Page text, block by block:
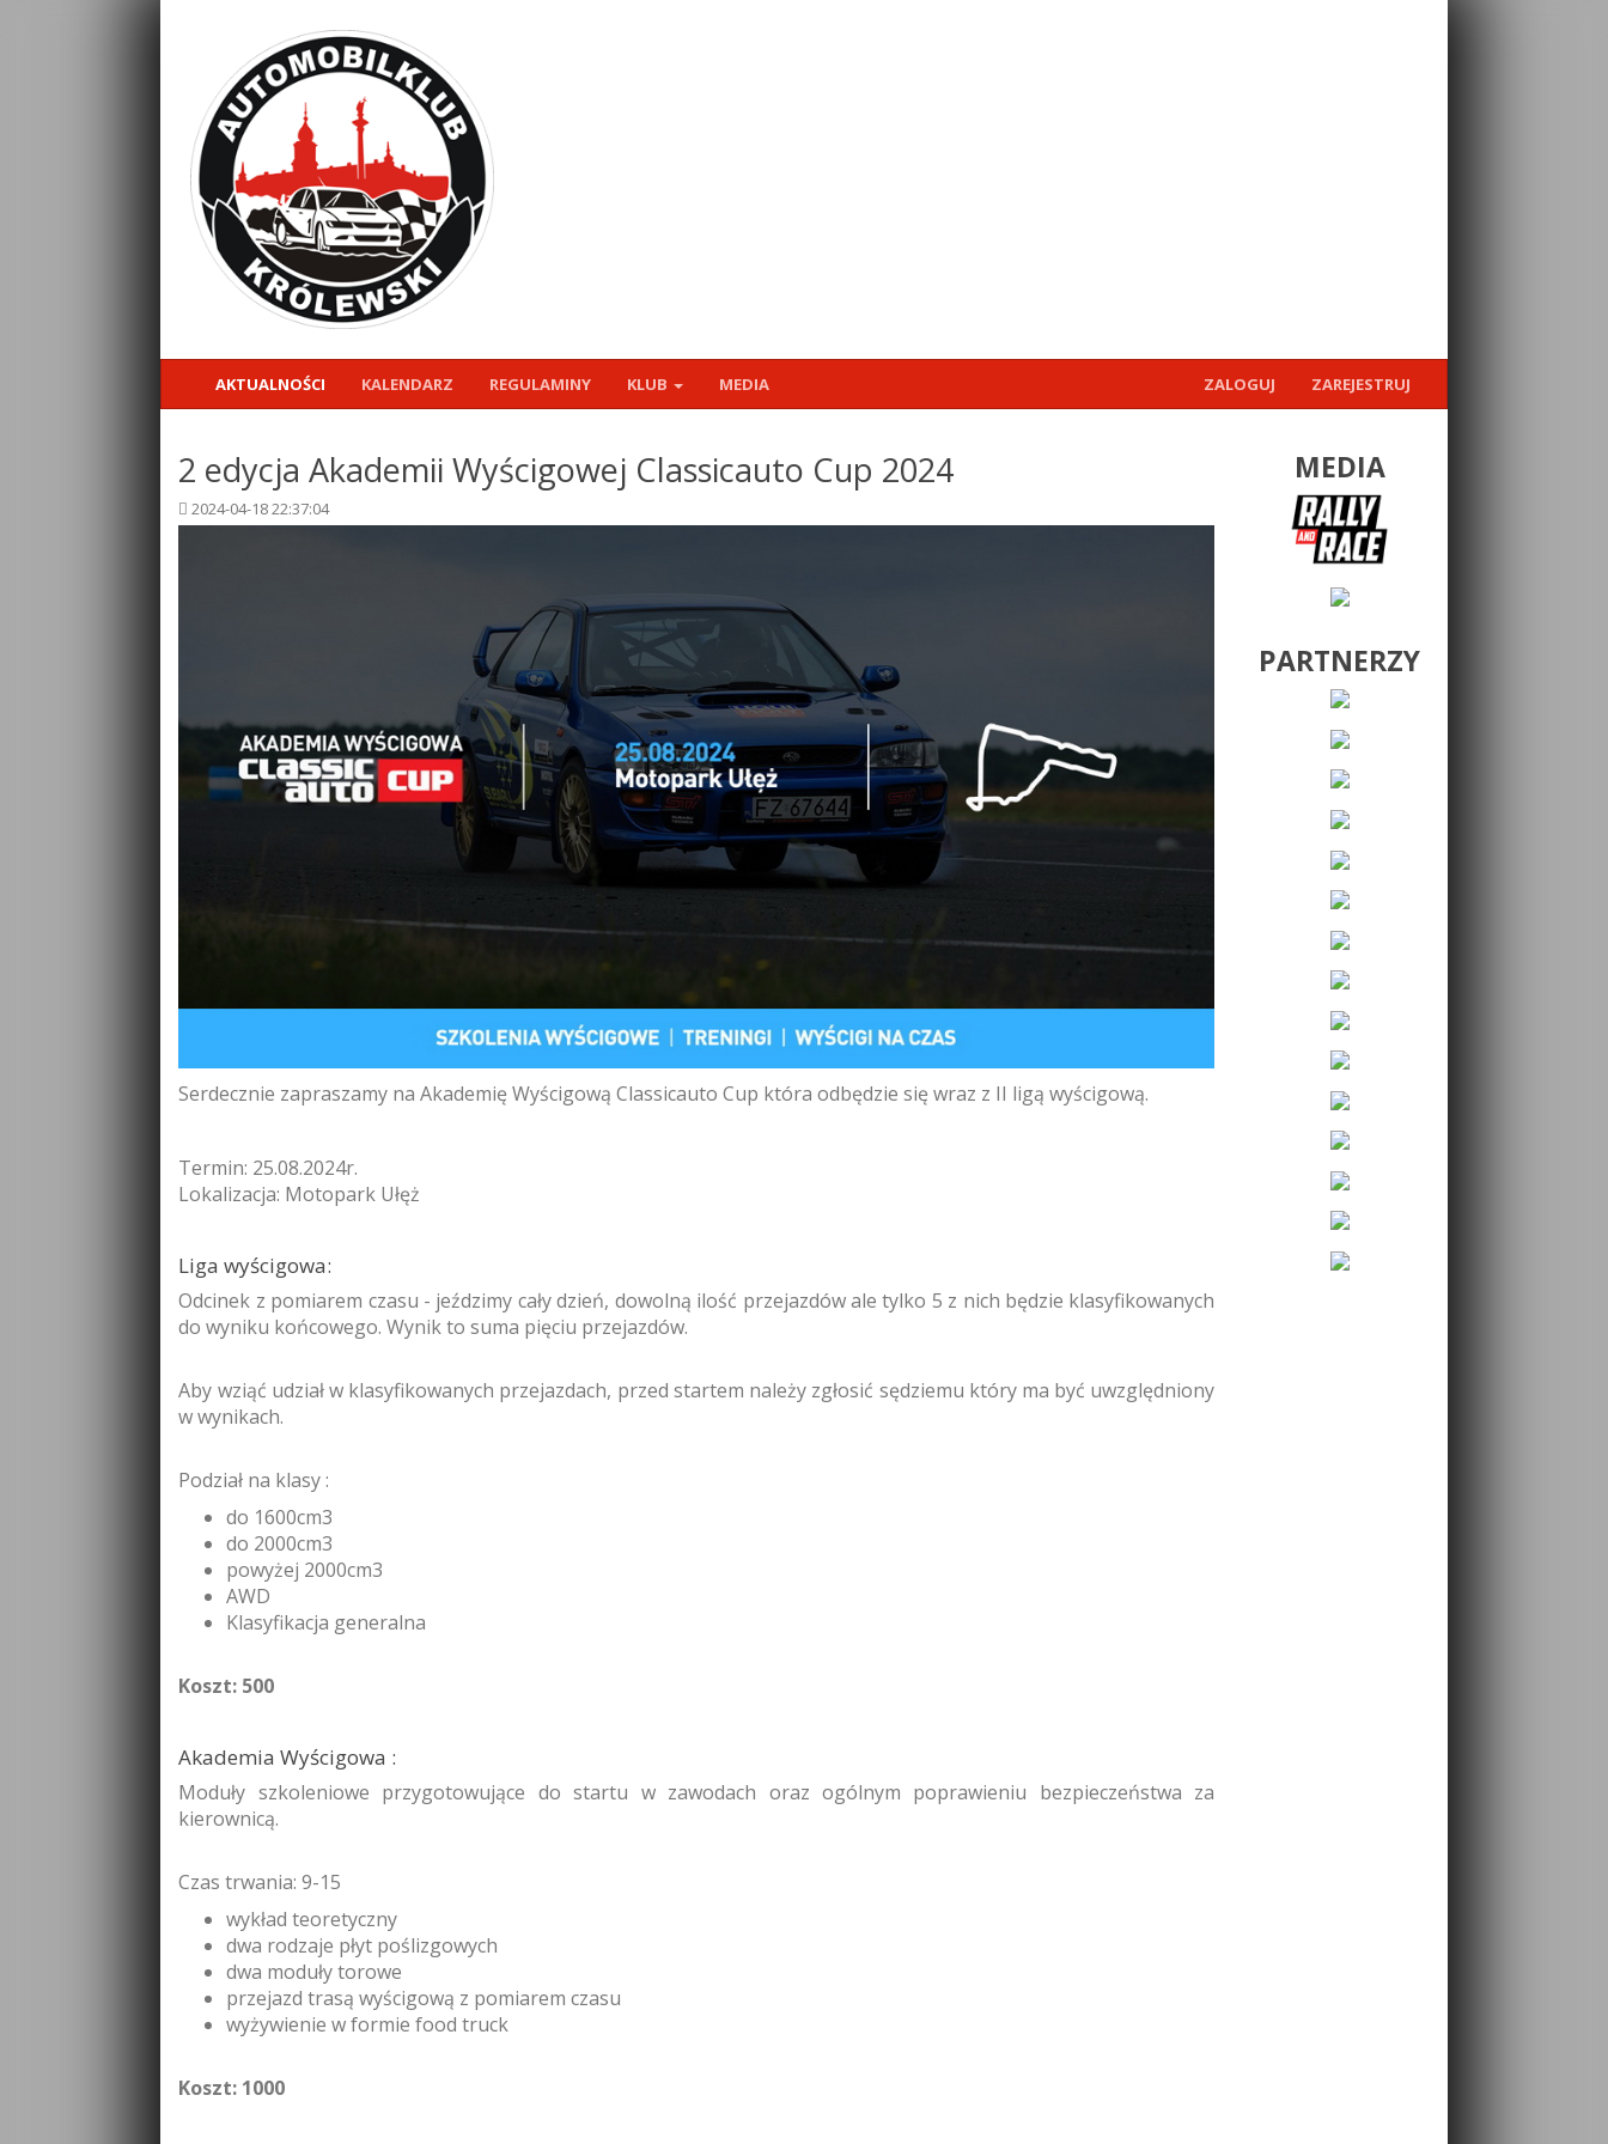
AKTUALNOŚCI KALENDARZ REGULAMINY KLUB MEDIA ZALOGUJ ZAREJESTRUJ
2 edycja Akademii Wyścigowej Classicauto Cup 2024
2024-04-18 22:37:04
Serdecznie zapraszamy na Akademię Wyścigową Classicauto Cup która odbędzie się wraz z II ligą wyścigową.
Termin: 25.08.2024r.
Lokalizacja: Motopark Ułęż
Liga wyścigowa:
Odcinek z pomiarem czasu - jeździmy cały dzień, dowolną ilość przejazdów ale tylko 5 z nich będzie klasyfikowanych
do wyniku końcowego. Wynik to suma pięciu przejazdów.
Aby wziąć udział w klasyfikowanych przejazdach, przed startem należy zgłosić sędziemu który ma być uwzględniony
w wynikach.
Podział na klasy :
do 1600cm3
do 2000cm3
powyżej 2000cm3
AWD
Klasyfikacja generalna
Koszt: 500
Akademia Wyścigowa :
Moduły szkoleniowe przygotowujące do startu w zawodach oraz ogólnym poprawieniu bezpieczeństwa za
kierownicą.
Czas trwania: 9-15
wykład teoretyczny
dwa rodzaje płyt poślizgowych
dwa moduły torowe
przejazd trasą wyścigową z pomiarem czasu
wyżywienie w formie food truck
Koszt: 1000
MEDIA
PARTNERZY